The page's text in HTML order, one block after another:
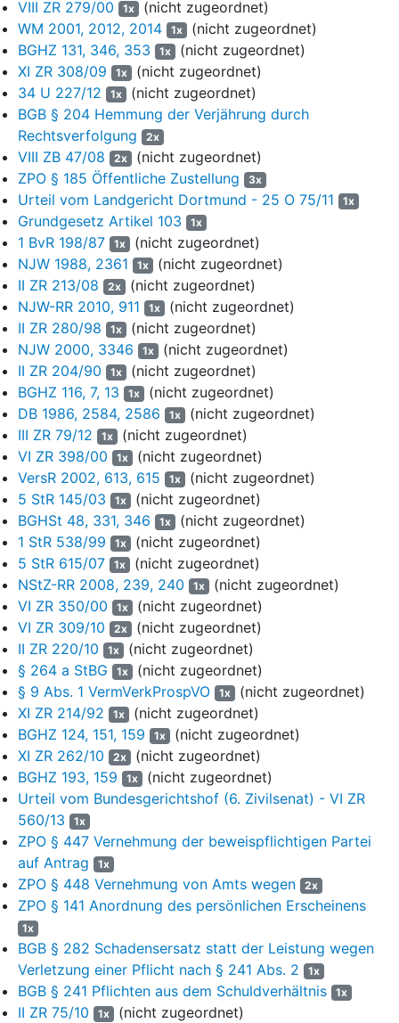
Treuhandkommanditistin, über die sich die Anleger an der
Gesellschaft beteiligten, sie ist außerdem
Gründungsgesellschafterin. Die Gesellschaft befindet sich im
Insolvenzeröffnungsverfahren. Ihr wurde durch Beschluss des
Insolvenzgerichts (AG Bielefeld) vom 14.02.2014 ein
allgemeines Verfügungsverbot auferlegt. Die Anleger, die sich
über sie als Treugeberkommanditisten beteiligten, sollten im
Innenverhältnis gemäß § 6 Ziff. 4 des Gesellschaftsvertrages
wie echte Gesellschafter behandelt werden:
„Im Innenverhältnis der Gesellschafter untereinander und im
Verhältnis zur Fondsgesellschaft werden die der
Fondsgesellschaft mittelbar beitretenden Treugeber wie
Kommanditisten behandelt. Dies gilt insbesondere für die
Beteiligung am Gesellschaftsvermögen, am Gewinn und am
Verlust, an einem Auseinandersetzungsguthaben, einem
Liquidationserlös sowie für die Ausübung gesellschafterlicher
Rechte. Die Treugeber sind unter anderem berechtigt, an
Gesellschafterversammlungen persönlich teilzunehmen und
das ihnen von der Treuhandkommanditistin überlassene
Stimmrecht auszuüben.“(S. 96 des Prospekts).
Der Beklagte zu 2ist alleiniger Gesellschafter und
Geschäftsführer der Beklagten zu 4, der Herausgeberin des
Beteiligungsprospekts, die zudem Komplementärin des Fonds
und Gründungsgesellschafterin ist. Er ist zudem
Geschäftsführer und Alleingesellschafter der weiteren
Gründungskommanditistin, der Beklagten zu 5 (vgl. S. 73 f.
des Prospekts).
Der Beklagte zu 3ist der Sohn des Beklagten zu 2 und
Geschäftsführer der B4 sowie der B3 mit Sitz in M, die
wiederum mit 95% Mehrheitsgesellschafterin der B4 ist.
Die Beklagte zu 4ist die Herausgeberin des
Beteiligungsprospekts, zudem Komplementärin des Fonds
und Gründungsgesellschafterin (S. 73 des Prospekts).
Die Beklagte zu 5ist weitere Gründungskommanditistin (S. 74
des Prospekts).
Der Beklagte zu 6ist der Geschäftsführer der Beklagten zu 1.
Bei dem E VII. Fonds handelte es sich um die letzte von
insgesamt sieben Beteiligungsgesellschaften, die in kurzer
Zeit von der in M2 ansässigen E-Gruppe aufgelegt worden
waren.
Die E Fonds I – V waren als geschlossene Immobilienfonds
mit kurzer Laufzeit konzipiert, die als sog.
Projektentwicklungsfonds die Errichtung und Vermarktung
einer Immobilie zum Gegenstand hatten. Ausweislich des
Fondsprospekts zu W VII betrug die Summe der
eingeworbenen Anlegergelder bei den Fonds I –V insgesamt
79,9 Mio. €, bei W VI 40 Mio € (vordere Umschlagklappe des
VIII ZR 279/00 1x (nicht zugeordnet)
WM 2001, 2012, 2014
1x (nicht zugeordnet)
BGHZ 131, 346, 353
1x (nicht zugeordnet)
XI ZR 308/09
1x (nicht zugeordnet)
34 U 227/12
1x (nicht zugeordnet)
BGB § 204 Hemmung der Verjährung durch
Rechtsverfolgung
2x
VIII ZB 47/08 2x (nicht zugeordnet)
ZPO § 185 Öffentliche Zustellung
3x
Urteil vom Landgericht Dortmund - 25 O 75/11 1x
Grundgesetz Artikel 103 1x
1 BvR 198/87 1x (nicht zugeordnet)
NJW 1988, 2361
1x (nicht zugeordnet)
II ZR 213/08
2x (nicht zugeordnet)
NJW-RR 2010, 911
1x (nicht zugeordnet)
II ZR 280/98
1x (nicht zugeordnet)
NJW 2000, 3346
1x (nicht zugeordnet)
II ZR 204/90
1x (nicht zugeordnet)
BGHZ 116, 7, 13
1x (nicht zugeordnet)
DB 1986, 2584, 2586
1x (nicht zugeordnet)
III ZR 79/12
1x (nicht zugeordnet)
VI ZR 398/00
1x (nicht zugeordnet)
VersR 2002, 613, 615
1x (nicht zugeordnet)
5 StR 145/03
1x (nicht zugeordnet)
BGHSt 48, 331, 346
1x (nicht zugeordnet)
1 StR 538/99
1x (nicht zugeordnet)
5 StR 615/07
1x (nicht zugeordnet)
NStZ-RR 2008, 239, 240
1x (nicht zugeordnet)
VI ZR 350/00
1x (nicht zugeordnet)
VI ZR 309/10
2x (nicht zugeordnet)
II ZR 220/10
1x (nicht zugeordnet)
§ 264 a StBG
1x (nicht zugeordnet)
§ 9 Abs. 1 VermVerkProspVO
1x (nicht zugeordnet)
XI ZR 214/92
1x (nicht zugeordnet)
BGHZ 124, 151, 159
1x (nicht zugeordnet)
XI ZR 262/10
2x (nicht zugeordnet)
BGHZ 193, 159
1x (nicht zugeordnet)
Urteil vom Bundesgerichtshof (6. Zivilsenat) - VI ZR
560/13
1x
ZPO § 447 Vernehmung der beweispflichtigen Partei
auf Antrag
1x
ZPO § 448 Vernehmung von Amts wegen 2x
ZPO § 141 Anordnung des persönlichen Erscheinens
1x
BGB § 282 Schadensersatz statt der Leistung wegen
Verletzung einer Pflicht nach § 241 Abs. 2
1x
BGB § 241 Pflichten aus dem Schuldverhältnis 1x
II ZR 75/10 1x (nicht zugeordnet)